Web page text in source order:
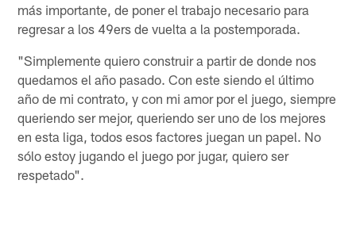
más importante, de poner el trabajo necesario para
regresar a los 49ers de vuelta a la postemporada.
"Simplemente quiero construir a partir de donde nos
quedamos el año pasado. Con este siendo el último
año de mi contrato, y con mi amor por el juego, siempre
queriendo ser mejor, queriendo ser uno de los mejores
en esta liga, todos esos factores juegan un papel. No
sólo estoy jugando el juego por jugar, quiero ser
respetado".